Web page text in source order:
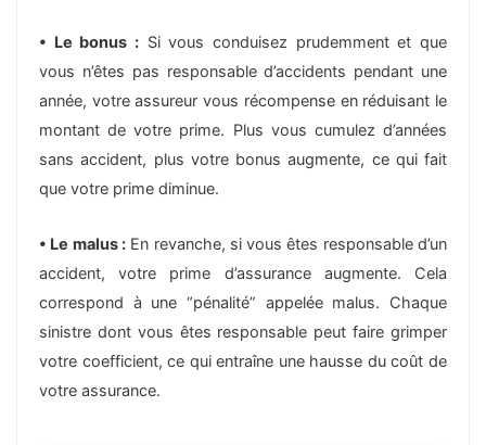
• Le bonus : Si vous conduisez prudemment et que
vous n’êtes pas responsable d’accidents pendant une
année, votre assureur vous récompense en réduisant le
montant de votre prime. Plus vous cumulez d’années
sans accident, plus votre bonus augmente, ce qui fait
que votre prime diminue.
• Le malus :En revanche, si vous êtes responsable d’un
accident, votre prime d’assurance augmente. Cela
correspond à une “pénalité” appelée malus. Chaque
sinistre dont vous êtes responsable peut faire grimper
votre coefficient, ce qui entraîne une hausse du coût de
votre assurance.